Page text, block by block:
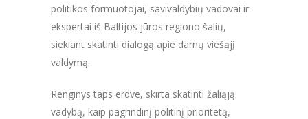
politikos formuotojai, savivaldybių vadovai ir
ekspertai iš Baltijos jūros regiono šalių,
siekiant skatinti dialogą apie darnų viešąjį
valdymą.
Renginys taps erdve, skirta skatinti žaliąją
vadybą, kaip pagrindinį politinį prioritetą,